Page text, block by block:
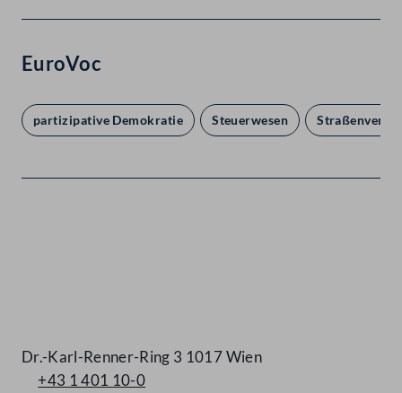
EuroVoc
partizipative Demokratie Steuerwesen
Dr.-Karl-Renner-Ring 3 1017 Wien
+43 1 401 10-0